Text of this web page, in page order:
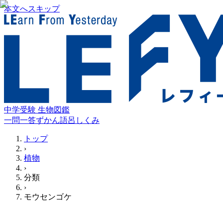
本文へスキップ
中学受験 生物図鑑
一問一答ずかん語呂 しくみ
トップ
›
植物
›
分類
›
モウセンゴケ